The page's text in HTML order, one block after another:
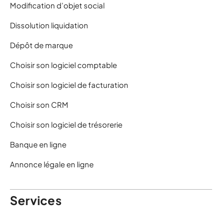
Modification d’objet social
Dissolution liquidation
Dépôt de marque
Choisir son logiciel comptable
Choisir son logiciel de facturation
Choisir son CRM
Choisir son logiciel de trésorerie
Banque en ligne
Annonce légale en ligne
Services